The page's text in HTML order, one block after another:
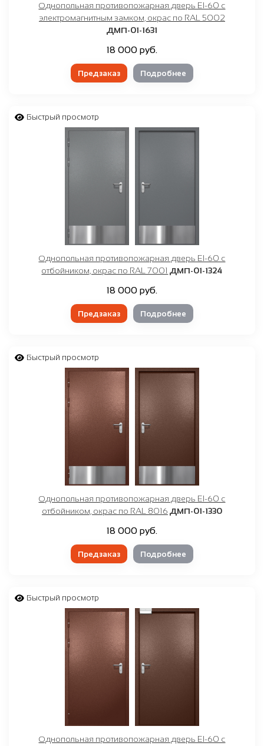
Однопольная противопожарная дверь EI-60 с
электромагнитным замком, окрас по RAL 5002
ДМП-01-1631
18 000 руб.
Предзаказ Подробнее
Быстрый просмотр
Однопольная противопожарная дверь EI-60 с
отбойником, окрас по RAL 7001 ДМП-01-1324
18 000 руб.
Предзаказ Подробнее
Быстрый просмотр
Однопольная противопожарная дверь EI-60 с
отбойником, окрас по RAL 8016 ДМП-01-1330
18 000 руб.
Предзаказ Подробнее
Быстрый просмотр
Однопольная противопожарная дверь EI-60 с